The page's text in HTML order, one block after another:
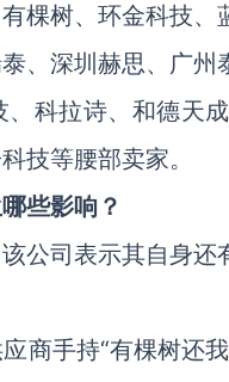
棵树、环金科技
、深圳赫思、广
科拉诗、和德天
技等腰部卖家。
些影响？
公司表示其自身
商手持“有棵树还